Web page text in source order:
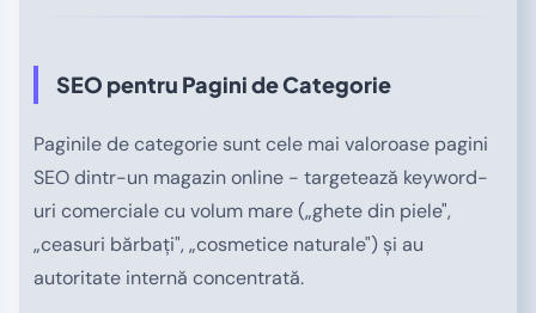
SEO pentru Pagini de Categorie
Paginile de categorie sunt cele mai valoroase pagini
SEO dintr-un magazin online - targetează keyword-
uri comerciale cu volum mare („ghete din piele",
„ceasuri bărbați", „cosmetice naturale") și au
autoritate internă concentrată.